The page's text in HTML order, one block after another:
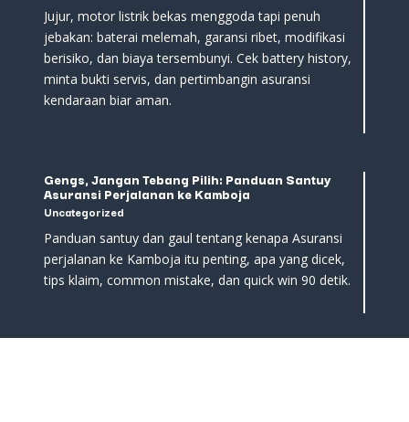
Jujur, motor listrik bekas menggoda tapi penuh
jebakan: baterai melemah, garansi ribet, modifikasi
berisiko, dan biaya tersembunyi. Cek battery history,
minta bukti servis, dan pertimbangin asuransi
kendaraan biar aman.
Gengs, Jangan Tebang Pilih: Panduan Santuy
Asuransi Perjalanan ke Kamboja
Uncategorized
Panduan santuy dan gaul tentang kenapa Asuransi
perjalanan ke Kamboja itu penting, apa yang dicek,
tips klaim, common mistake, dan quick win 90 detik.